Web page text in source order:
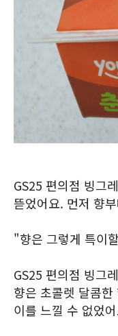
GS25 편의점 빙그
뜯었어요. 먼저 향
"향은 그렇게 특이
GS25 편의점 빙그
향은 초콜렛 달콤
이를 느낄 수 없었